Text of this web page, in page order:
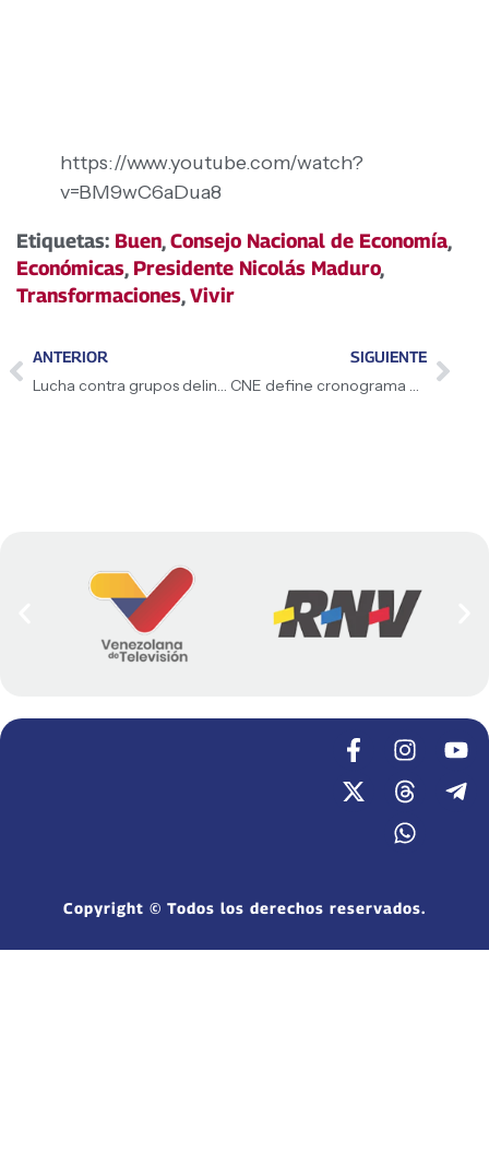
https://www.youtube.com/watch?
v=BM9wC6aDua8
Etiquetas: Buen,Consejo Nacional de Economía,
Económicas, Presidente Nicolás Maduro,
Transformaciones,Vivir
ANTERIOR
Lucha contra grupos delincuenciales por la paz
SIGUIENTE
CNE define cronograma electoral
Copyright © Todos los derechos reservados.